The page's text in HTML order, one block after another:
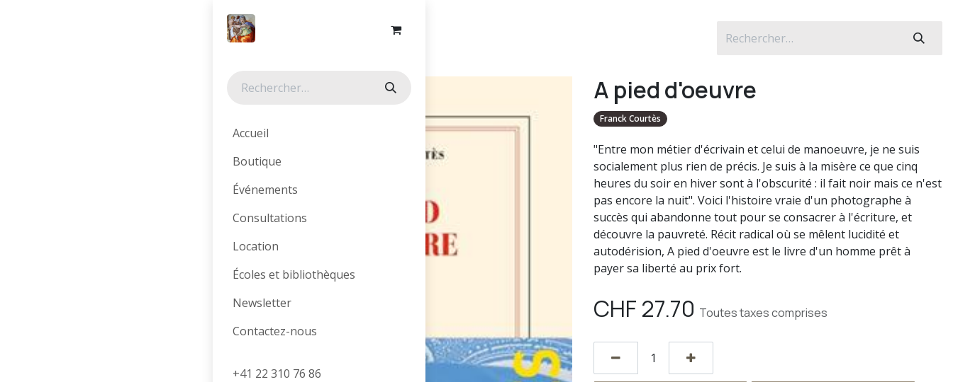
Accueil
Boutique
Événements
Consultations
Location
Écoles et bibliothèques
Newsletter
Contactez-nous
+41 22 310 76 86
Tous les produits A pied d'oeuvre
A pied d'oeuvre
Franck Courtès
"Entre mon métier d'écrivain et celui de manoeuvre, je ne suis
socialement plus rien de précis. Je suis à la misère ce que cinq
heures du soir en hiver sont à l'obscurité : il fait noir mais ce n'est
pas encore la nuit". Voici l'histoire vraie d'un photographe à
succès qui abandonne tout pour se consacrer à l'écriture, et
découvre la pauvreté. Récit radical où se mêlent lucidité et
autodérision, A pied d'oeuvre est le livre d'un homme prêt à
payer sa liberté au prix fort.
CHF 27.70 Toutes taxes comprises